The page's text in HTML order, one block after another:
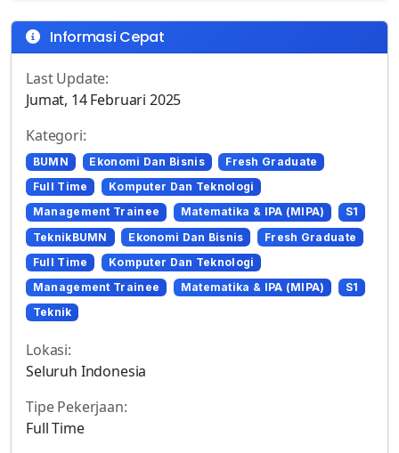
Informasi Cepat
Last Update:
Jumat, 14 Februari 2025
Kategori:
BUMN Ekonomi Dan Bisnis
Fresh Graduate
Full Time
Komputer Dan Teknologi
Management Trainee
Matematika & IPA (MIPA)
S1
TeknikBUMN
Ekonomi Dan Bisnis
Fresh Graduate
Full Time
Komputer Dan Teknologi
Management Trainee
Matematika & IPA (MIPA)
S1
Teknik
Lokasi:
Seluruh Indonesia
Tipe Pekerjaan:
Full Time